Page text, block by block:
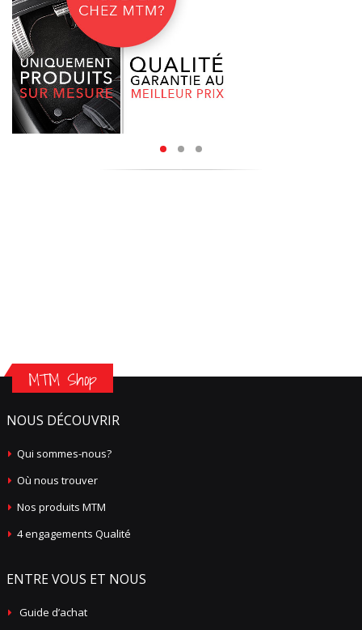
MTM Shop
NOUS DÉCOUVRIR
Qui sommes-nous?
Où nous trouver
Nos produits MTM
4 engagements Qualité
ENTRE VOUS ET NOUS
Guide d’achat